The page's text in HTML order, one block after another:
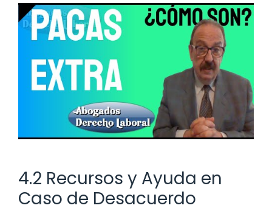
4.2 Recursos y Ayuda en
Caso de Desacuerdo